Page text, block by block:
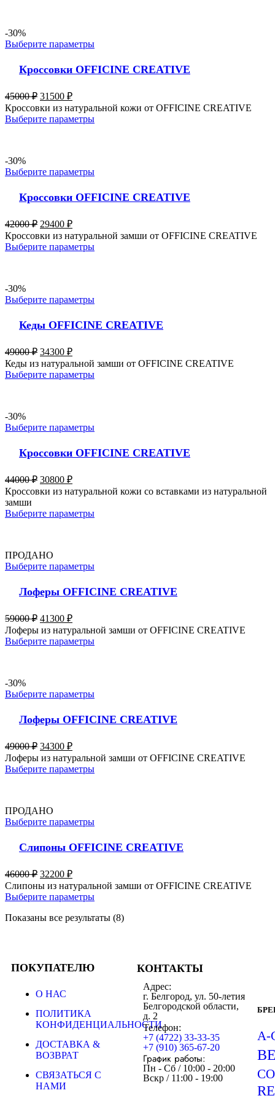
-30%
Выберите параметры
Кроссовки OFFICINE CREATIVE
45000₽ 31500 ₽
Кроссовки из натуральной кожи от OFFICINE CREATIVE
Выберите параметры
-30%
Выберите параметры
Кроссовки OFFICINE CREATIVE
42000₽ 29400 ₽
Кроссовки из натуральной замши от OFFICINE CREATIVE
Выберите параметры
-30%
Выберите параметры
Кеды OFFICINE CREATIVE
49000₽ 34300 ₽
Кеды из натуральной замши от OFFICINE CREATIVE
Выберите параметры
-30%
Выберите параметры
Кроссовки OFFICINE CREATIVE
44000₽ 30800 ₽
Кроссовки из натуральной кожи со вставками из натуральной
замши
Выберите параметры
ПРОДАНО
Выберите параметры
Лоферы OFFICINE CREATIVE
59000₽ 41300 ₽
Лоферы из натуральной замши от OFFICINE CREATIVE
Выберите параметры
-30%
Выберите параметры
Лоферы OFFICINE CREATIVE
49000₽ 34300 ₽
Лоферы из натуральной замши от OFFICINE CREATIVE
Выберите параметры
ПРОДАНО
Выберите параметры
Слипоны OFFICINE CREATIVE
46000₽ 32200 ₽
Слипоны из натуральной замши от OFFICINE CREATIVE
Выберите параметры
Показаны все результаты (8)
ПОКУПАТЕЛЮ
О НАС
ПОЛИТИКА
КОНФИДЕНЦИАЛЬНОСТИ
ДОСТАВКА &
ВОЗВРАТ
СВЯЗАТЬСЯ С
НАМИ
КОНТАКТЫ
Адрес:
г. Белгород, ул. 50-летия
Белгородской области,
д. 2
Телефон:
+7 (4722) 33-33-35
+7 (910) 365-67-20
График работы:
Пн - Сб / 10:00 - 20:00
Вскр / 11:00 - 19:00
A-